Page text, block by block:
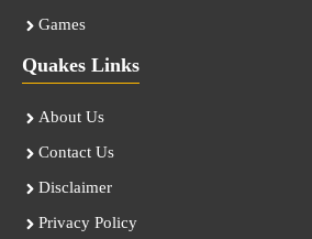
Games
Quakes Links
About Us
Contact Us
Disclaimer
Privacy Policy